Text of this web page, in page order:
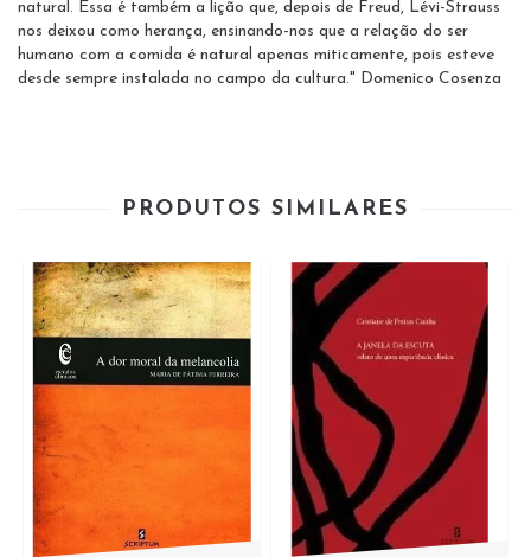
natural. Essa é também a lição que, depois de Freud, Lévi-Strauss
nos deixou como herança, ensinando-nos que a relação do ser
humano com a comida é natural apenas miticamente, pois esteve
desde sempre instalada no campo da cultura." Domenico Cosenza
PRODUTOS SIMILARES